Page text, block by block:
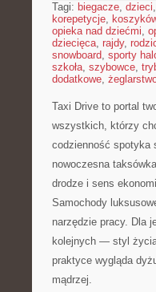
Tagi: biegacze, dzieci,
korepetycje,
opieka nad dziećmi,
dziecięca, rajdy,
snowboard, sporty
szkoła, szybowce,
dodatkowe,
Taxi Drive to portal
wszystkich, którzy
codzienność spotyka
nowoczesna
drodze i sens
Samochody
narzędzie pracy. Dla
kolejnych — styl
praktyce wygląda
mądrzej.